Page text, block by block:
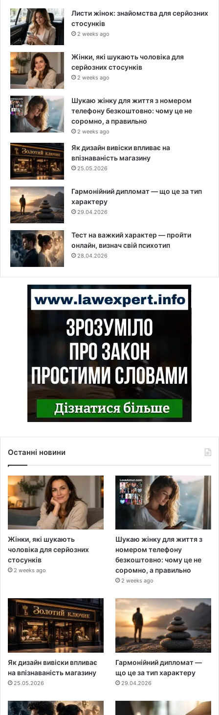
Листи жінок: знайомства для серйозних
стосунків
2 weeks ago
Жінки, які шукають чоловіка для
серйозних стосунків
2 weeks ago
Шукаю жінку для життя з номером
телефону безкоштовно: чому це не
соромно, а правильно
2 weeks ago
Як дизайн вивіски впливає на
впізнаваність магазину
25.05.2026
Гармонійний дипломат — що це за тип
характеру
29.04.2026
Тест на важкий характер — пройти
онлайн, визнач свій психотип
28.04.2026
Останні новини
Жінки, які шукають
чоловіка для серйозних
стосунків
2 weeks ago
Шукаю жінку для життя з
номером телефону
безкоштовно: чому це не
соромно, а правильно
2 weeks ago
Як дизайн вивіски впливає
на впізнаваність магазину
25.05.2026
Гармонійний дипломат —
що це за тип характеру
29.04.2026